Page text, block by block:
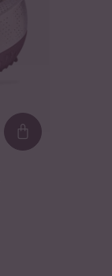
Loading...